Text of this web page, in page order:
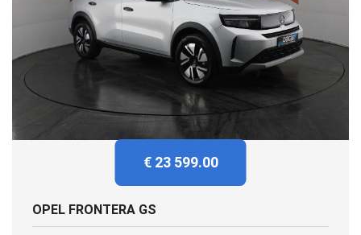
€ 23 599.00
OPEL FRONTERA GS